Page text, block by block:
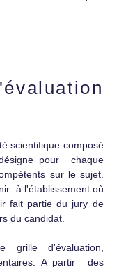
scientifique composé
pour chaque
sur le sujet.
à l'établissement où
fait partie du jury de
du candidat.
grille d'évaluation,
A partir des